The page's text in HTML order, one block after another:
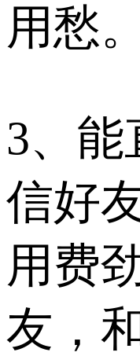
用愁。
3、能
信好
用费
友，